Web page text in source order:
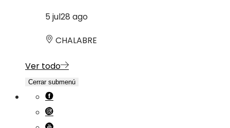
5 jul28 ago
CHALABRE
Ver todo
Cerrar submenú